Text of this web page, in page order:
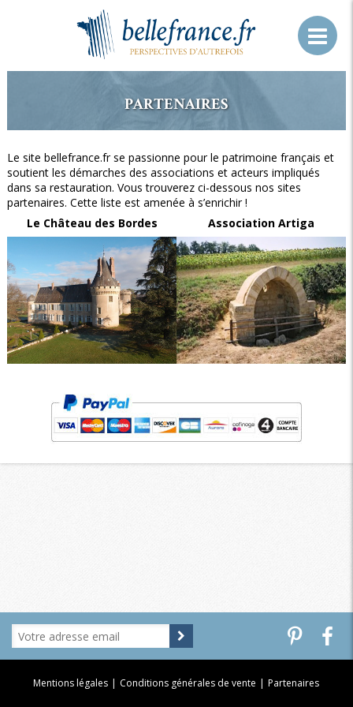
PARTENAIRES
Le site bellefrance.fr se passionne pour le patrimoine français et
soutient les démarches des associations et acteurs impliqués
dans sa restauration. Vous trouverez ci-dessous nos sites
partenaires. Cette liste est amenée à s’enrichir !
Le Château des Bordes
Association Artiga
Mentions légales | Conditions générales de vente | Partenaires